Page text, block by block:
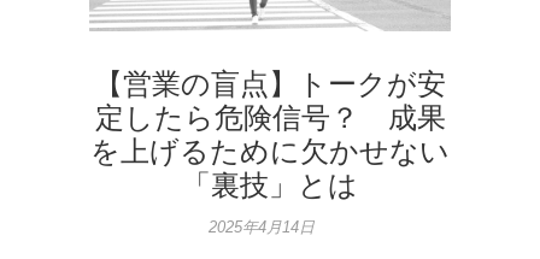
【営業の盲点】トークが安
定したら危険信号？ 成果
を上げるために欠かせない
「裏技」とは
2025年4月14日